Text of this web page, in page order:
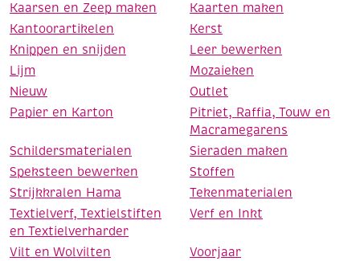
Kaarsen en Zeep maken
Kaarten maken
Kantoorartikelen
Kerst
Knippen en snijden
Leer bewerken
Lijm
Mozaieken
Nieuw
Outlet
Papier en Karton
Pitriet, Raffia, Touw en
Macramegarens
Schildersmaterialen
Sieraden maken
Speksteen bewerken
Stoffen
Strijkkralen Hama
Tekenmaterialen
Textielverf, Textielstiften
en Textielverharder
Verf en Inkt
Vilt en Wolvilten
Voorjaar